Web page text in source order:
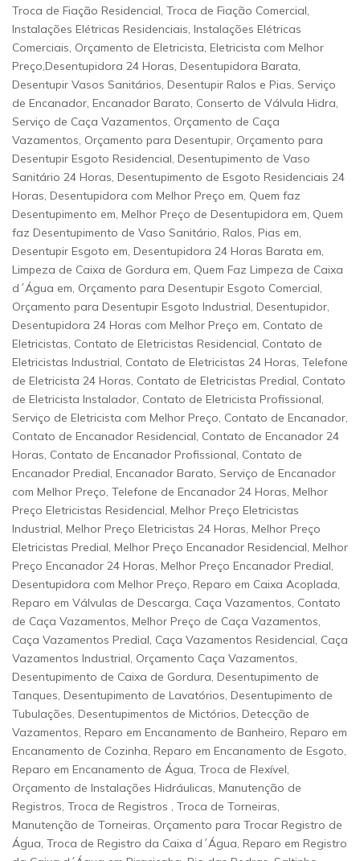
Troca de Fiação Residencial, Troca de Fiação Comercial,
Instalações Elétricas Residenciais, Instalações Elétricas
Comerciais, Orçamento de Eletricista, Eletricista com Melhor
Preço,Desentupidora 24 Horas, Desentupidora Barata,
Desentupir Vasos Sanitários, Desentupir Ralos e Pias, Serviço
de Encanador, Encanador Barato, Conserto de Válvula Hidra,
Serviço de Caça Vazamentos, Orçamento de Caça
Vazamentos, Orçamento para Desentupir, Orçamento para
Desentupir Esgoto Residencial, Desentupimento de Vaso
Sanitário 24 Horas, Desentupimento de Esgoto Residenciais 24
Horas, Desentupidora com Melhor Preço em, Quem faz
Desentupimento em, Melhor Preço de Desentupidora em, Quem
faz Desentupimento de Vaso Sanitário, Ralos, Pias em,
Desentupir Esgoto em, Desentupidora 24 Horas Barata em,
Limpeza de Caixa de Gordura em, Quem Faz Limpeza de Caixa
d´Água em, Orçamento para Desentupir Esgoto Comercial,
Orçamento para Desentupir Esgoto Industrial, Desentupidor,
Desentupidora 24 Horas com Melhor Preço em, Contato de
Eletricistas, Contato de Eletricistas Residencial, Contato de
Eletricistas Industrial, Contato de Eletricistas 24 Horas, Telefone
de Eletricista 24 Horas, Contato de Eletricistas Predial, Contato
de Eletricista Instalador, Contato de Eletricista Profissional,
Serviço de Eletricista com Melhor Preço, Contato de Encanador,
Contato de Encanador Residencial, Contato de Encanador 24
Horas, Contato de Encanador Profissional, Contato de
Encanador Predial, Encanador Barato, Serviço de Encanador
com Melhor Preço, Telefone de Encanador 24 Horas, Melhor
Preço Eletricistas Residencial, Melhor Preço Eletricistas
Industrial, Melhor Preço Eletricistas 24 Horas, Melhor Preço
Eletricistas Predial, Melhor Preço Encanador Residencial, Melhor
Preço Encanador 24 Horas, Melhor Preço Encanador Predial,
Desentupidora com Melhor Preço, Reparo em Caixa Acoplada,
Reparo em Válvulas de Descarga, Caça Vazamentos, Contato
de Caça Vazamentos, Melhor Preço de Caça Vazamentos,
Caça Vazamentos Predial, Caça Vazamentos Residencial, Caça
Vazamentos Industrial, Orçamento Caça Vazamentos,
Desentupimento de Caixa de Gordura, Desentupimento de
Tanques, Desentupimento de Lavatórios, Desentupimento de
Tubulações, Desentupimentos de Mictórios, Detecção de
Vazamentos, Reparo em Encanamento de Banheiro, Reparo em
Encanamento de Cozinha, Reparo em Encanamento de Esgoto,
Reparo em Encanamento de Água, Troca de Flexível,
Orçamento de Instalações Hidráulicas, Manutenção de
Registros, Troca de Registros , Troca de Torneiras,
Manutenção de Torneiras, Orçamento para Trocar Registro de
Água, Troca de Registro da Caixa d´Água, Reparo em Registro